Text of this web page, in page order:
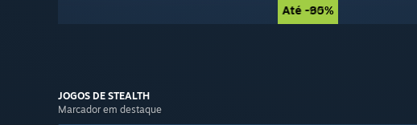
Até -90%
Até -85%
JOGOS DE STEALTH
Marcador em destaque